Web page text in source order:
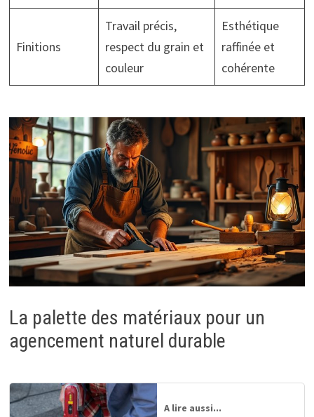
Finitions
Travail précis,
respect du grain et
couleur
Esthétique
raffinée et
cohérente
La palette des matériaux pour un
agencement naturel durable
A lire aussi...